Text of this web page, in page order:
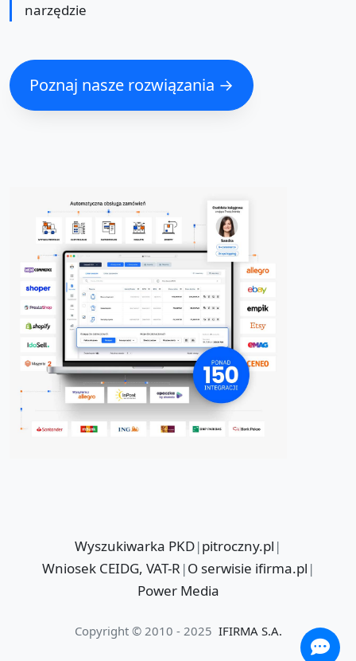
narzędzie
Poznaj nasze rozwiązania →
Wyszukiwarka PKD|pitroczny.pl |
Wniosek CEIDG, VAT-R |O serwisie ifirma.pl |
Power Media
Copyright © 2010 - 2025 IFIRMA S.A.